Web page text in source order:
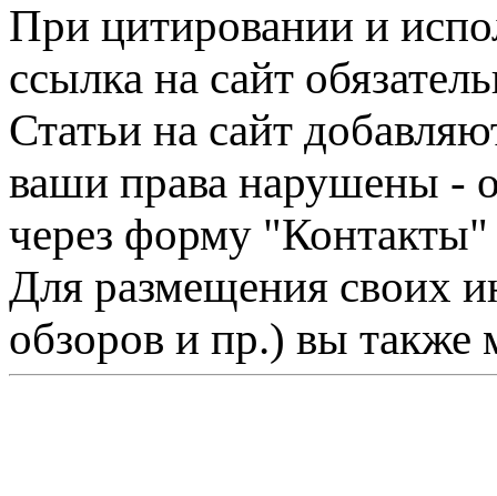
При цитировании и
ссылка на сайт
Статьи на сайт
ваши права нарушены -
через форму "Контакты"
Для размещения своих
обзоров и пр.) вы также